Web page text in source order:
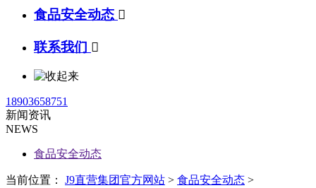
食品安全动态 
联系我们 
18903658751
新闻资讯
NEWS
食品安全动态
当前位置： J9直营集团官方网站 > 食品安全动态 >